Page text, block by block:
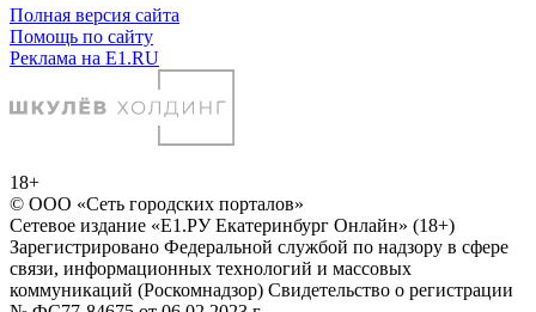
Полная версия сайта
Помощь по сайту
Реклама на E1.RU
18+
© ООО «Сеть городских порталов»
Сетевое издание «Е1.РУ Екатеринбург Онлайн» (18+)
Зарегистрировано Федеральной службой по надзору в сфере
связи, информационных технологий и массовых
коммуникаций (Роскомнадзор) Свидетельство о регистрации